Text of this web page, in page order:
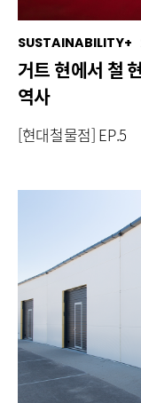
SUSTAINABILITY+
거트 현에서 철
역사
[현대철물점] EP.5